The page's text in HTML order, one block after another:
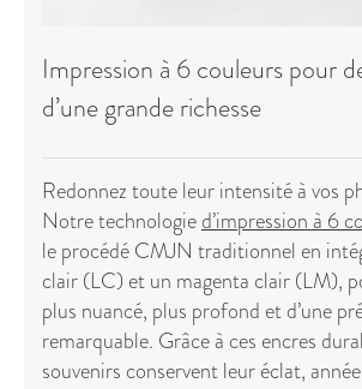
Impression à 6 couleurs pour
d’une grande richesse
Redonnez toute leur intensité à vos
Notre technologied’impression à 6
le procédé CMJN traditionnel en
clair (LC) et un magenta clair (LM),
plus nuancé, plus profond et d’une
remarquable. Grâce à ces encres
souvenirs conservent leur éclat,